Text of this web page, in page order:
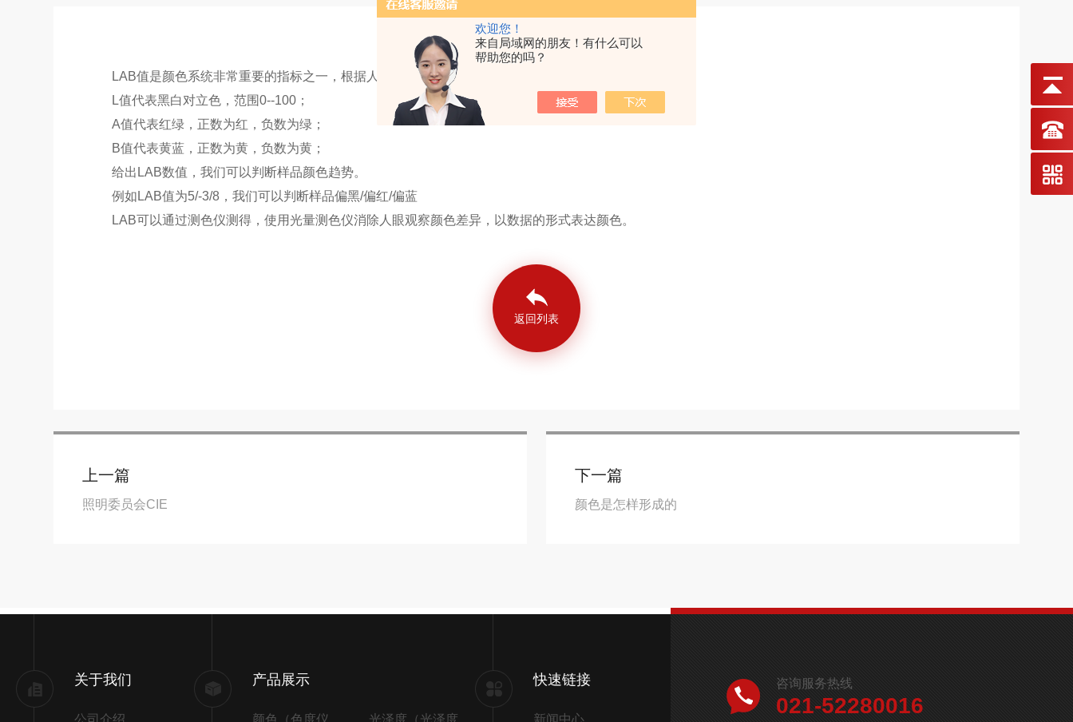
欢迎您！
来自局域网的朋友！有什么可以
帮助您的吗？
LAB值是颜色系统非常重要的指标之一，根据人眼对立颜色建立的颜色系统。
L值代表黑白对立色，范围0--100；
A值代表红绿，正数为红，负数为绿；
B值代表黄蓝，正数为黄，负数为黄；
给出LAB数值，我们可以判断样品颜色趋势。
例如LAB值为5/-3/8，我们可以判断样品偏黑/偏红/偏蓝
LAB可以通过测色仪测得，使用光量测色仪消除人眼观察颜色差异，以数据的形式表达颜色。
返回列表
上一篇
照明委员会CIE
下一篇
颜色是怎样形成的
关于我们
公司介绍
产品展示 快速链接
新闻中心
咨询服务热线
021-52280016